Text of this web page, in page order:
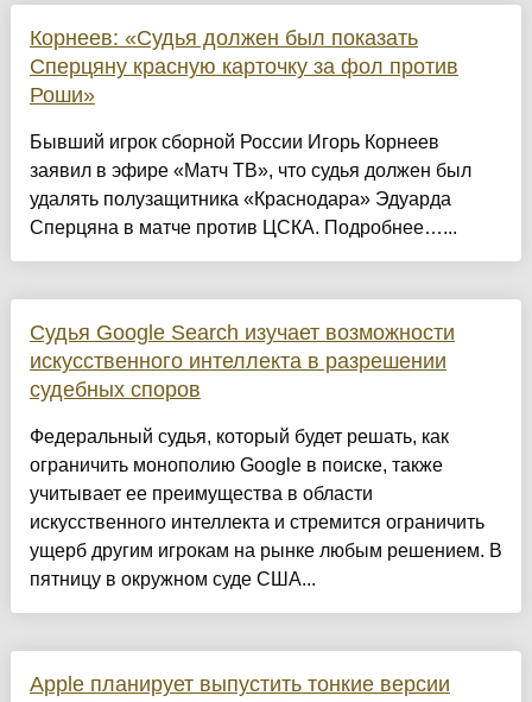
Корнеев: «Судья должен был показать
Сперцяну красную карточку за фол против
Роши»
Бывший игрок сборной России Игорь Корнеев
заявил в эфире «Матч ТВ», что судья должен был
удалять полузащитника «Краснодара» Эдуарда
Сперцяна в матче против ЦСКА. Подробнее…...
Судья Google Search изучает возможности
искусственного интеллекта в разрешении
судебных споров
Федеральный судья, который будет решать, как
ограничить монополию Google в поиске, также
учитывает ее преимущества в области
искусственного интеллекта и стремится ограничить
ущерб другим игрокам на рынке любым решением. В
пятницу в окружном суде США...
Apple планирует выпустить тонкие версии